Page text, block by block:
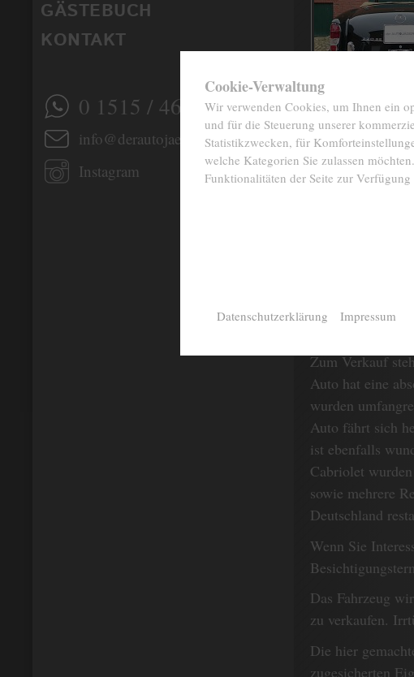
GÄSTEBUCH
KONTAKT
0 1515 / 466 66 80
info@derautojaeger.de
Instagram
Zum Verkauf
Auto hat eine
wurden
Auto fährt sich
ist ebenfalls
Cabriolet
sowie mehrere
Deutschland
Wenn Sie
Das Fahrzeug
zu verkaufen.
Die hier
zugesicherten
Cookie-Verwaltung
Wir verwenden Cookies, um Ihnen ein
und für die Steuerung unserer
Statistikzwecken, für
welche Kategorien Sie zulassen
Funktionalitäten der Seite zur Verfügung
Datenschutzerklärung Impressum